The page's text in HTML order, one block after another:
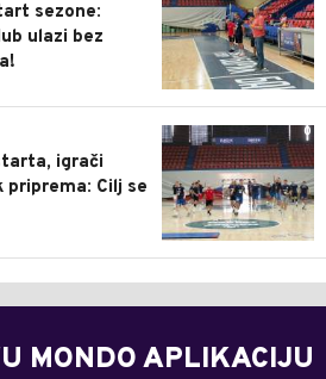
sezone:
ulazi bez
0
igrači
Cilj se
MONDO APLIKACIJU